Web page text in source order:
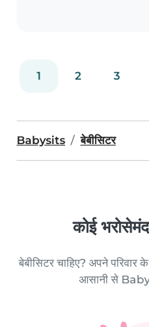
1 2 3
Babysits बेबीसिटर
कोई
बेबीसिटर चाहिए? अपने
आसानी से